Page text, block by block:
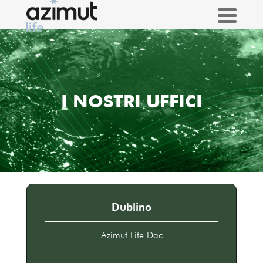
I NOSTRI UFFICI
Dublino
Azimut Life Dac